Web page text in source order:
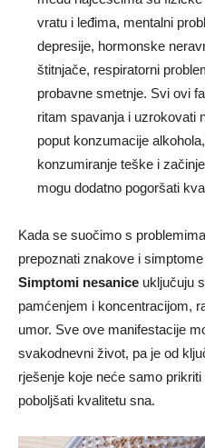
vratu i leđima, mentalni
depresije, hormonske
štitnjače, respiratorni
probavne smetnje. Svi ovi
ritam spavanja i uzrokovati
poput konzumacije
konzumiranje teške i
mogu dodatno pogoršati
Kada se suočimo s
prepoznati znakove i
Simptomi nesanice uključuju
pamćenjem i koncentracijom,
umor. Sve ove manifestacije
svakodnevni život, pa je od
rješenje koje neće samo
poboljšati kvalitetu sna.